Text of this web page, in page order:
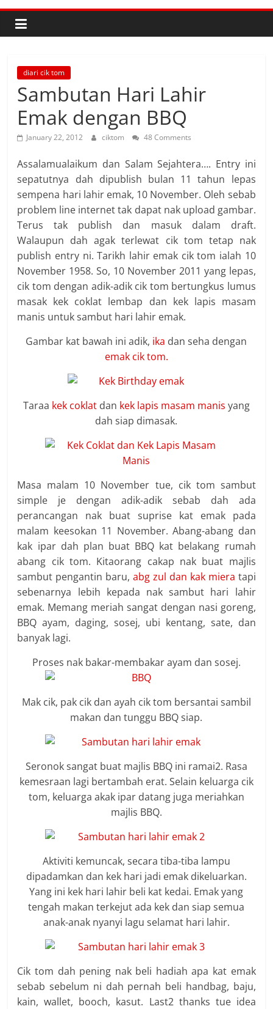
diari cik tom
Sambutan Hari Lahir
Emak dengan BBQ
January 22, 2012 ciktom 48 Comments
Assalamualaikum dan Salam Sejahtera…. Entry ini
sepatutnya dah dipublish bulan 11 tahun lepas
sempena hari lahir emak, 10 November. Oleh sebab
problem line internet tak dapat nak upload gambar.
Terus tak publish dan masuk dalam draft.
Walaupun dah agak terlewat cik tom tetap nak
publish entry ni. Tarikh lahir emak cik tom ialah 10
November 1958. So, 10 November 2011 yang lepas,
cik tom dengan adik-adik cik tom bertungkus lumus
masak kek coklat lembap dan kek lapis masam
manis untuk sambut hari lahir emak.
Gambar kat bawah ini adik, ika dan seha dengan
emak cik tom.
Taraa kek coklatdan kek lapis masam manis yang
dah siap dimasak.
Masa malam 10 November tue, cik tom sambut
simple je dengan adik-adik sebab dah ada
perancangan nak buat suprise kat emak pada
malam keesokan 11 November. Abang-abang dan
kak ipar dah plan buat BBQ kat belakang rumah
abang cik tom. Kitaorang cakap nak buat majlis
sambut pengantin baru,abg zul dan kak miera tapi
sebenarnya lebih kepada nak sambut hari lahir
emak. Memang meriah sangat dengan nasi goreng,
BBQ ayam, daging, sosej, ubi kentang, sate, dan
banyak lagi.
Proses nak bakar-membakar ayam dan sosej.
Mak cik, pak cik dan ayah cik tom bersantai sambil
makan dan tunggu BBQ siap.
Seronok sangat buat majlis BBQ ini ramai2. Rasa
kemesraan lagi bertambah erat. Selain keluarga cik
tom, keluarga akak ipar datang juga meriahkan
majlis BBQ.
Aktiviti kemuncak, secara tiba-tiba lampu
dipadamkan dan kek hari jadi emak dikeluarkan.
Yang ini kek hari lahir beli kat kedai. Emak yang
tengah makan terkejut ada kek dan siap semua
anak-anak nyanyi lagu selamat hari lahir.
Cik tom dah pening nak beli hadiah apa kat emak
sebab sebelum ni dah pernah beli handbag, baju,
kain, wallet, booch, kasut. Last2 thanks tue idea